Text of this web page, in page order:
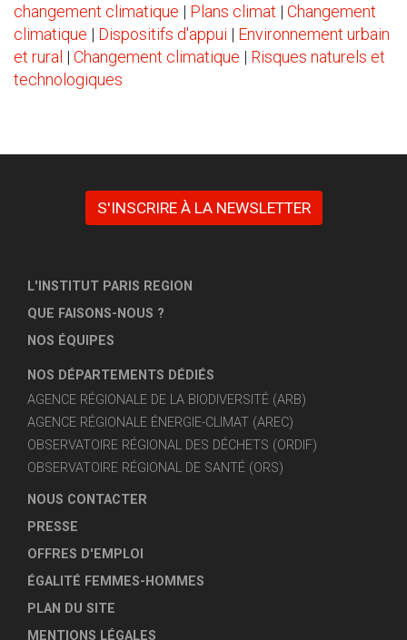
changement climatique | Plans climat | Changement
climatique | Dispositifs d'appui | Environnement urbain
et rural | Changement climatique | Risques naturels et
technologiques
S'INSCRIRE À LA NEWSLETTER
L'INSTITUT PARIS REGION
QUE FAISONS-NOUS ?
NOS ÉQUIPES
NOS DÉPARTEMENTS DÉDIÉS
AGENCE RÉGIONALE DE LA BIODIVERSITÉ (ARB)
AGENCE RÉGIONALE ÉNERGIE-CLIMAT (AREC)
OBSERVATOIRE RÉGIONAL DES DÉCHETS (ORDIF)
OBSERVATOIRE RÉGIONAL DE SANTÉ (ORS)
NOUS CONTACTER
PRESSE
OFFRES D'EMPLOI
ÉGALITÉ FEMMES-HOMMES
PLAN DU SITE
MENTIONS LÉGALES